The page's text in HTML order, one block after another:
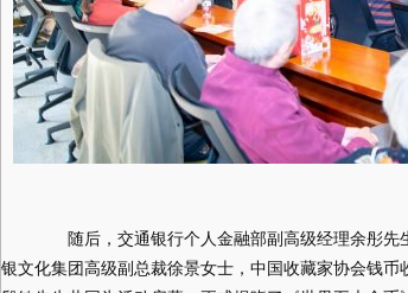
随后，交通银行个人金融部副高级经理余彤先
银文化集团高级副总裁徐景女士，中国收藏家协会钱